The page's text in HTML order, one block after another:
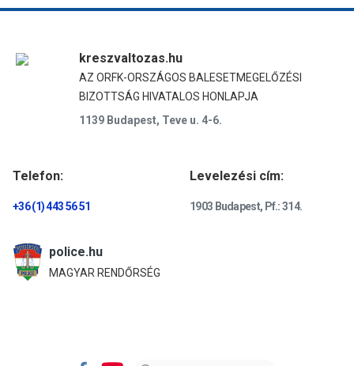
kreszvaltozas.hu
AZ ORFK-ORSZÁGOS BALESETMEGELŐZÉSI
BIZOTTSÁG HIVATALOS HONLAPJA
1139 Budapest, Teve u. 4-6.
Telefon:
+36 (1) 443 56 51
Levelezési cím:
1903 Budapest, Pf.: 314.
police.hu
MAGYAR RENDŐRSÉG